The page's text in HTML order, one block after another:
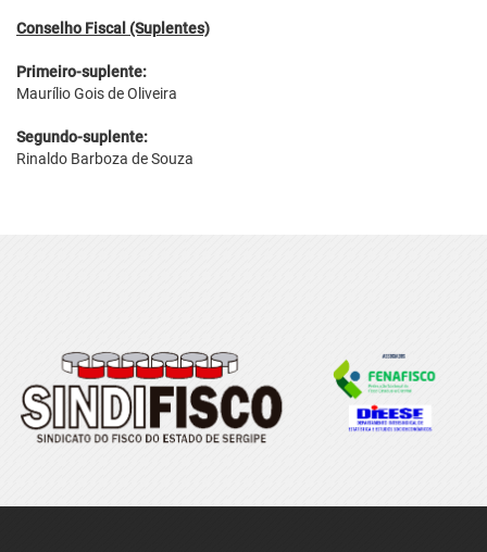
Conselho Fiscal (Suplentes)
Primeiro-suplente:
Maurílio Gois de Oliveira
Segundo-suplente:
Rinaldo Barboza de Souza